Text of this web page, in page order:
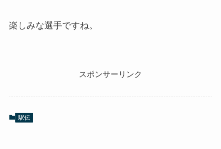
楽しみな選手ですね。
スポンサーリンク
駅伝